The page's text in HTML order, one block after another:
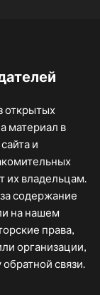
открытых
материал в
и
их владельцам.
содержание
на нашем
права,
организации,
связи.